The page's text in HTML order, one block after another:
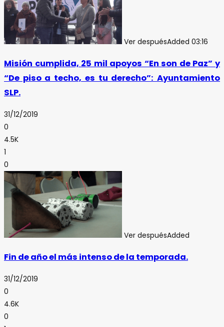
Ver despuésAdded 03:16
Misión cumplida, 25 mil apoyos “En son de Paz” y
“De piso a techo, es tu derecho”: Ayuntamiento
SLP.
31/12/2019
0
4.5K
1
0
Ver despuésAdded
Fin de año el más intenso de la temporada.
31/12/2019
0
4.6K
0